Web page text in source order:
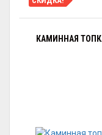
КАМИННАЯ ТОПКА